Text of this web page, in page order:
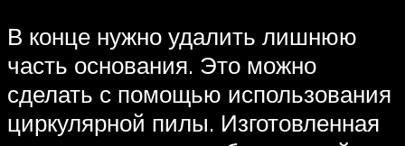
В конце нужно удалить лишнюю
часть основания. Это можно
сделать с помощью использования
циркулярной пилы. Изготовленная